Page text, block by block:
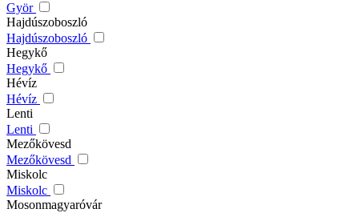
Györ
Hajdúszoboszló
Hajdúszoboszló
Hegykő
Hegykő
Hévíz
Hévíz
Lenti
Lenti
Mezőkövesd
Mezőkövesd
Miskolc
Miskolc
Mosonmagyaróvár